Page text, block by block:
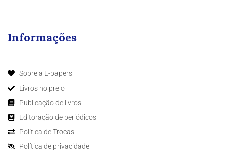
Informações
Sobre a E-papers
Livros no prelo
Publicação de livros
Editoração de periódicos
Política de Trocas
Política de privacidade